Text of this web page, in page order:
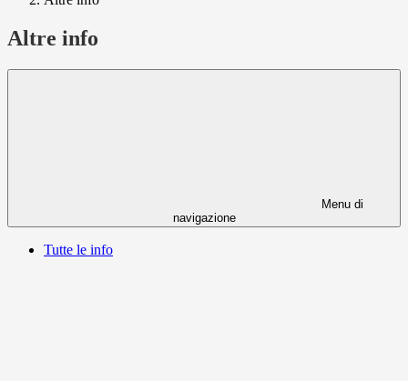
Altre info
Menu di
navigazione
Tutte le info